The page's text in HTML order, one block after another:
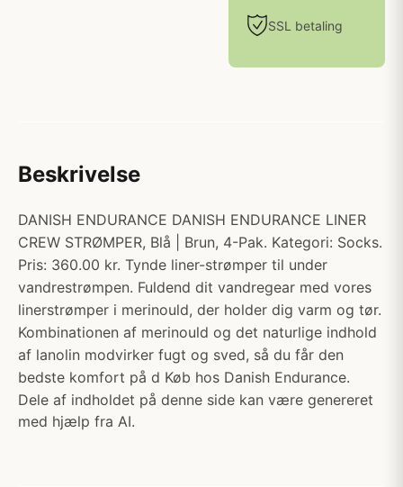
SSL betaling
Beskrivelse
DANISH ENDURANCE DANISH ENDURANCE LINER
CREW STRØMPER, Blå | Brun, 4-Pak. Kategori: Socks.
Pris: 360.00 kr. Tynde liner-strømper til under
vandrestrømpen. Fuldend dit vandregear med vores
linerstrømper i merinould, der holder dig varm og tør.
Kombinationen af merinould og det naturlige indhold
af lanolin modvirker fugt og sved, så du får den
bedste komfort på d Køb hos Danish Endurance.
Dele af indholdet på denne side kan være genereret
med hjælp fra AI.